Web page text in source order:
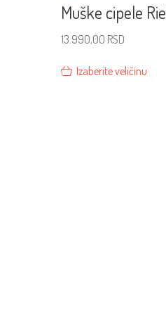
Muške cipele
13.990,00 RSD
Izaberite veličinu